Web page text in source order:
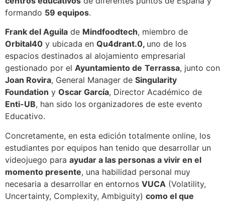
formando 59 equipos.
Frank del Aguila de Mindfoodtech, miembro de
Orbital40 y ubicada en Qu4drant.0, uno de los
espacios destinados al alojamiento empresarial
gestionado por el Ayuntamiento de Terrassa, junto con
Joan Rovira, General Manager de Singularity
Foundation y Oscar García, Director Académico de
Enti-UB, han sido los organizadores de este evento
Educativo.
Concretamente, en esta edición totalmente online, los
estudiantes por equipos han tenido que desarrollar un
videojuego para ayudar a las personas a vivir en el
momento presente, una habilidad personal muy
necesaria a desarrollar en entornos VUCA (Volatility,
Uncertainty, Complexity, Ambiguity) como el que